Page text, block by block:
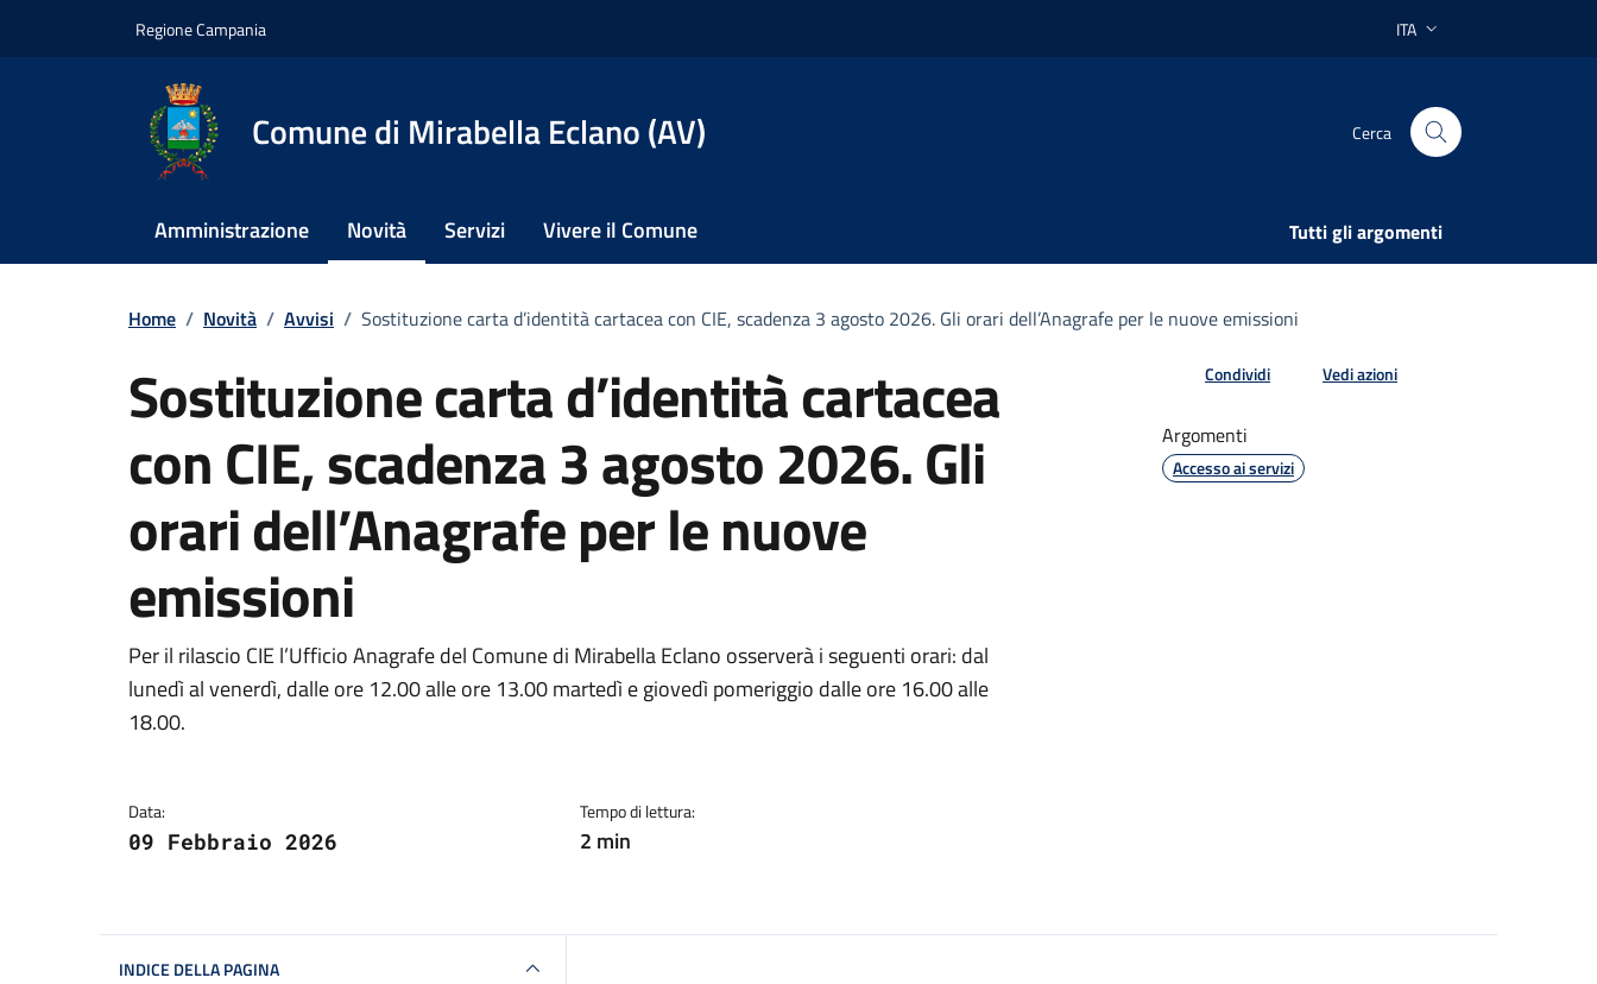
Regione Campania Lingua attiva:
ITA
Comune di Mirabella Eclano (AV) Cerca
Amministrazione Novità Servizi Vivere il Comune Tutti gli argomenti
Home / Novità / Avvisi / Sostituzione carta d’identità cartacea con CIE, scadenza 3 agosto 2026. Gli orari dell’Anagrafe per le nuove emissioni
Sostituzione carta d’identità cartacea
con CIE, scadenza 3 agosto 2026. Gli
orari dell’Anagrafe per le nuove
emissioni
Dettagli della notizia
Per il rilascio CIE l’Ufficio Anagrafe del Comune di Mirabella Eclano osserverà i seguenti orari: dal
lunedì al venerdì, dalle ore 12.00 alle ore 13.00 martedì e giovedì pomeriggio dalle ore 16.00 alle
18.00.
Data:
09 Febbraio 2026
Tempo di lettura:
2 min
Condividi Vedi azioni
Argomenti
Accesso ai servizi
INDICE DELLA PAGINA